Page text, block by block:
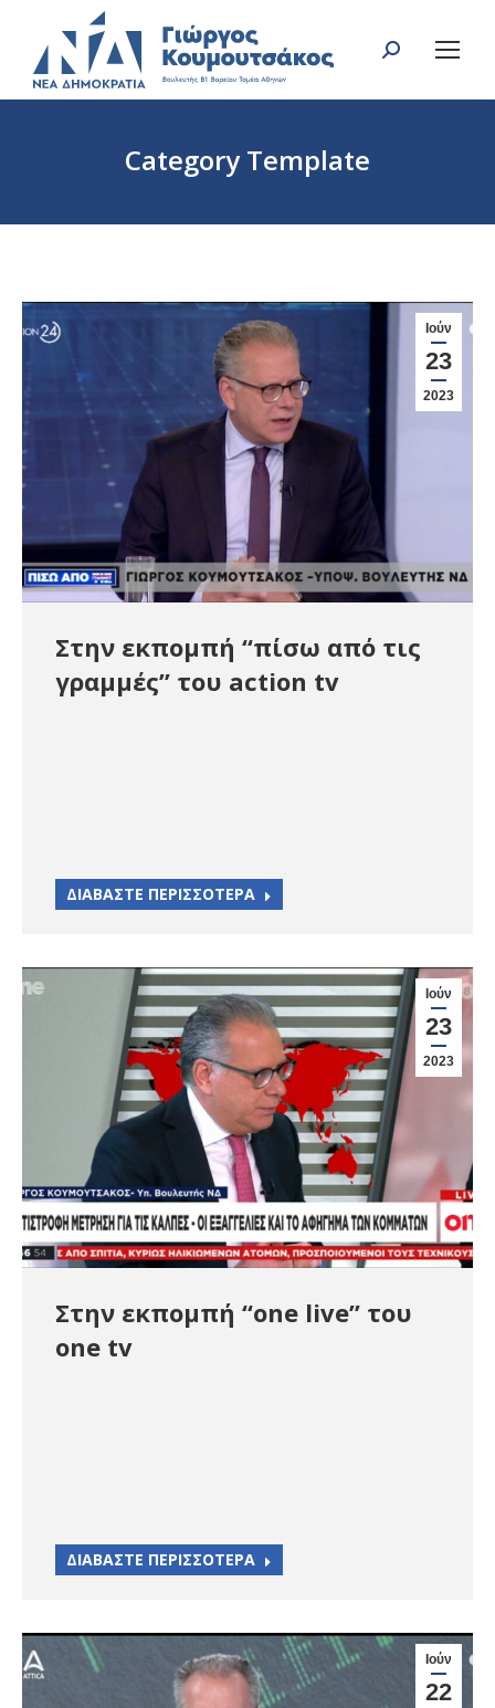
Search:
Category Template
Ιούν
23
2023
Στην εκπομπή “πίσω από τις
γραμμές” του action tv
ΔΙΑΒΑΣΤΕ ΠΕΡΙΣΣΟΤΕΡΑ
Ιούν
23
2023
Στην εκπομπή “one live” του
one tv
ΔΙΑΒΑΣΤΕ ΠΕΡΙΣΣΟΤΕΡΑ
Ιούν
22